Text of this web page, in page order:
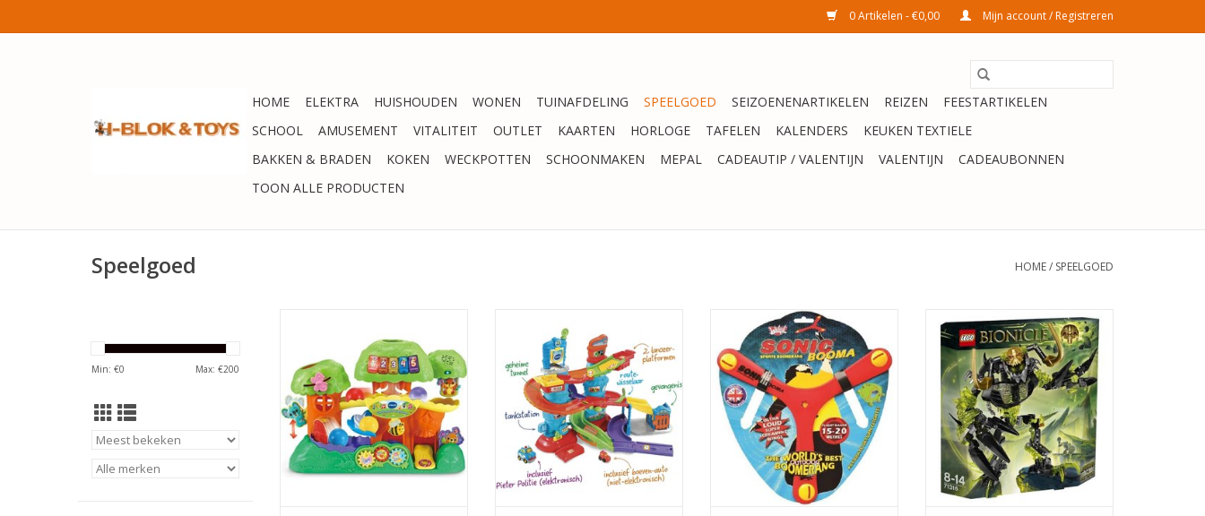
0 Artikelen - €0,00 Mijn account / Registreren
HOME ELEKTRA HUISHOUDEN WONEN TUINAFDELING SPEELGOED SEIZOENENARTIKELEN REIZEN
FEESTARTIKELEN
SCHOOL
AMUSEMENT VITALITEIT OUTLET KAARTEN HORLOGE TAFELEN KALENDERS
KEUKEN TEXTIELE
BAKKEN & BRADEN
KOKEN WECKPOTTEN SCHOONMAKEN MEPAL CADEAUTIP / VALENTIJN VALENTIJN
CADEAUBONNEN
TOON ALLE PRODUCTEN
Speelgoed HOME/ SPEELGOED
Min: €0 Max: €200
Ballenboom Activity-Center -
Interactief & Educatief Speelgoed
- Ballentoren - Cadeau - Baby
Speelgoed 1 Jaar
TOEVOEGEN AAN WINKELWAGEN
POLITIETOREN
TOEVOEGEN AAN WINKELWAGEN
WICKED BOOMA SONIC
TOEVOEGEN AAN WINKELWAGEN
LEGO Bionicle Umarak de
Vernietiger - 71316
TOEVOEGEN AAN WINKELWAGEN